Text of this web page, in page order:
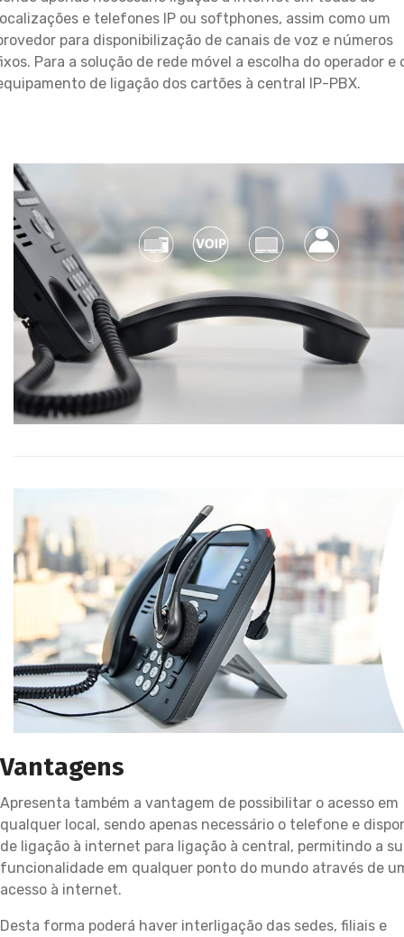
e telefones IP ou softphones, assim como um
para disponibilização de canais de voz e números
Para a solução de rede móvel a escolha do operador e
de ligação dos cartões à central IP-PBX.
Vantagens
Apresenta também a vantagem de possibilitar o acesso em
qualquer local, sendo apenas necessário o telefone e dispor
de ligação à internet para ligação à central, permitindo a
funcionalidade em qualquer ponto do mundo através de
acesso à internet.
Desta forma poderá haver interligação das sedes, filiais e